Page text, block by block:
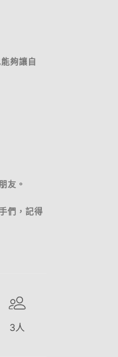
夠讓自
友。
們，記得
3人